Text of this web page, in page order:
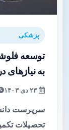
پزشکی
توسعه
به نیازهای
سرپرست
تحصیلات